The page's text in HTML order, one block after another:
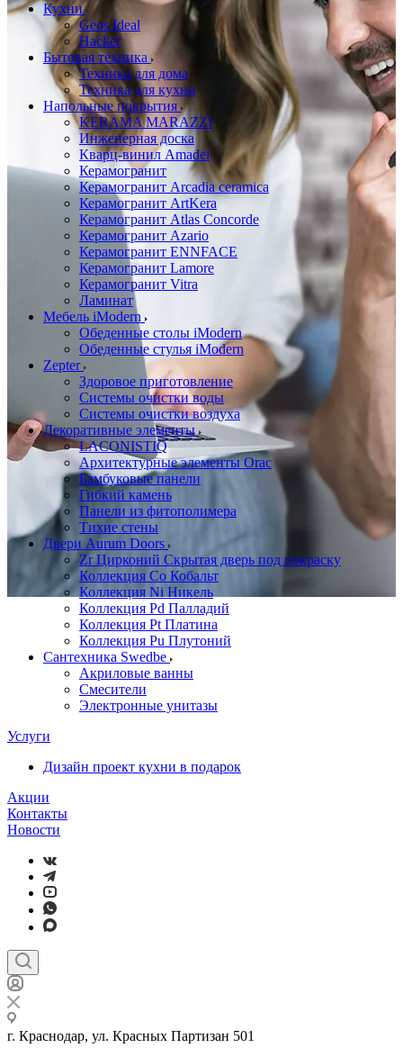
Кухни
Geos Ideal
Hacker
Бытовая техника
Техника для дома
Техника для кухни
Напольные покрытия
KERAMA MARAZZI
Инженерная доска
Кварц-винил Amadei
Керамогранит
Керамогранит Arcadia ceramica
Керамогранит ArtKera
Керамогранит Atlas Concorde
Керамогранит Azario
Керамогранит ENNFACE
Керамогранит Lamore
Керамогранит Vitra
Ламинат
Мебель iModern
Обеденные столы iModern
Обеденные стулья iModern
Zepter
Здоровое приготовление
Системы очистки воды
Системы очистки воздуха
Декоративные элементы
LACONISTIQ
Архитектурные элементы Orac
Бамбуковые панели
Гибкий камень
Панели из фитополимера
Тихие стены
Двери Aurum Doors
Zr Цирконий Скрытая дверь под покраску
Коллекция Co Кобальт
Коллекция Ni Никель
Коллекция Pd Палладий
Коллекция Pt Платина
Коллекция Pu Плутоний
Сантехника Swedbe
Акриловые ванны
Смесители
Электронные унитазы
Услуги
Дизайн проект кухни в подарок
Акции
Контакты
Новости
г. Краснодар, ул. Красных Партизан 501